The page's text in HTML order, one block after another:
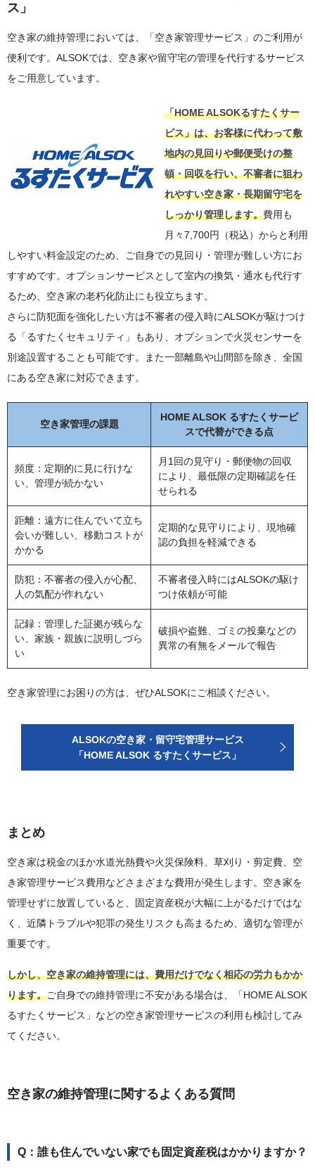
ス」
空き家の維持管理においては、「空き家管理サービス」のご利用が
便利です。ALSOKでは、空き家や留守宅の管理を代行するサービス
をご用意しています。
「HOME ALSOKるすたくサー
ビス」は、お客様に代わって敷
地内の見回りや郵便受けの整
頓・回収を行い、不審者に狙わ
れやすい空き家・長期留守宅を
しっかり管理します。費用も
月々7,700円（税込）からと利用
しやすい料金設定のため、ご自身での見回り・管理が難しい方にお
すすめです。オプションサービスとして室内の換気・通水も代行す
るため、空き家の老朽化防止にも役立ちます。
さらに防犯面を強化したい方は不審者の侵入時にALSOKが駆けつけ
る「るすたくセキュリティ」もあり、オプションで火災センサーを
別途設置することも可能です。また一部離島や山間部を除き、全国
にある空き家に対応できます。
空き家管理の課題
HOME ALSOK るすたくサービ
スで代替ができる点
頻度：定期的に見に行けな
い、管理が続かない
月1回の見守り・郵便物の回収
により、最低限の定期確認を任
せられる
距離：遠方に住んでいて立ち
会いが難しい、移動コストが
かかる
定期的な見守りにより、現地確
認の負担を軽減できる
防犯：不審者の侵入が心配、
人の気配が作れない
不審者侵入時にはALSOKの駆け
つけ依頼が可能
記録：管理した証拠が残らな
い、家族・親族に説明しづら
い
破損や盗難、ゴミの投棄などの
異常の有無をメールで報告
空き家管理にお困りの方は、ぜひALSOKにご相談ください。
ALSOKの空き家・留守宅管理サービス
「HOME ALSOK るすたくサービス」
まとめ
空き家は税金のほか水道光熱費や火災保険料、草刈り・剪定費、空
き家管理サービス費用などさまざまな費用が発生します。空き家を
管理せずに放置していると、固定資産税が大幅に上がるだけではな
く、近隣トラブルや犯罪の発生リスクも高まるため、適切な管理が
重要です。
しかし、空き家の維持管理には、費用だけでなく相応の労力もかか
ります。ご自身での維持管理に不安がある場合は、「HOME ALSOK
るすたくサービス」などの空き家管理サービスの利用も検討してみ
てください。
空き家の維持管理に関するよくある質問
Q：誰も住んでいない家でも固定資産税はかかりますか？